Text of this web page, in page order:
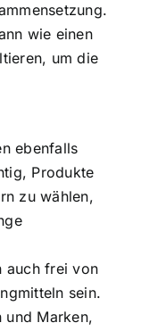
wie einen
um die
ebenfalls
Produkte
zu wählen,
auch frei von
sein.
und Marken,